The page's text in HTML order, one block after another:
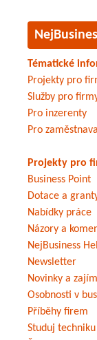
Tématické
Projekty pro
Služby pro
Pro inzerenty
Pro
Projekty pro
Business Point
Dotace a
Nabídky práce
Názory a
NejBusiness
Newsletter
Novinky a
Osobnosti v
Příběhy firem
Studuj techniku